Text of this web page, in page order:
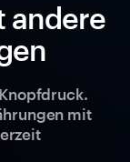
andere
mit